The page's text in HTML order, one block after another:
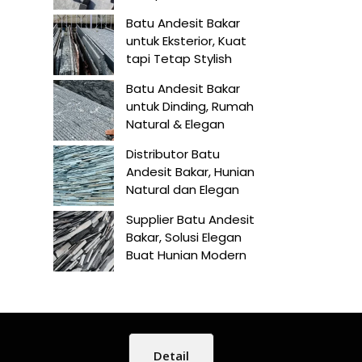
Batu Andesit Bakar
untuk Eksterior, Kuat
tapi Tetap Stylish
Batu Andesit Bakar
untuk Dinding, Rumah
Natural & Elegan
Distributor Batu
Andesit Bakar, Hunian
Natural dan Elegan
Supplier Batu Andesit
Bakar, Solusi Elegan
Buat Hunian Modern
Detail